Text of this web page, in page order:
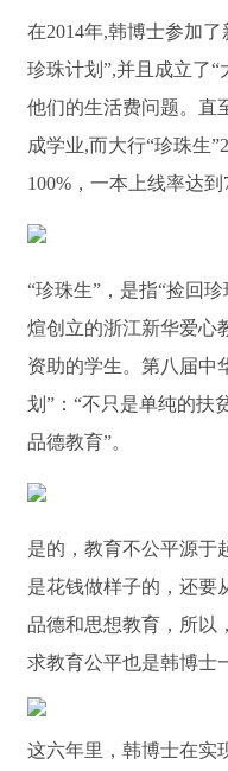
在2014年,韩博士参加
珍珠计划”,并且成立了
他们的生活费问题。直
成学业,而大行“珍珠生
100%，一本上线率达到
“珍珠生”，是指“捡回
煊创立的浙江新华爱心
资助的学生。第八届中
划”：“不只是单纯的扶
品德教育”。
是的，教育不公平源于
是花钱做样子的，还要
品德和思想教育，所以
求教育公平也是韩博士
这六年里，韩博士在实